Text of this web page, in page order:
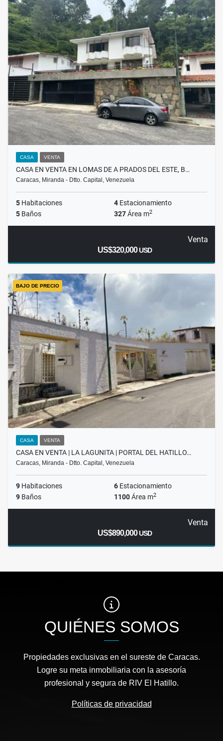
CASA VENTA
CASA EN VENTA EN LOMAS DE A PRADOS DEL ESTE, B…
Caracas, Miranda - Dtto. Capital, Venezuela
5 Habitaciones 4 Estacionamiento
5 Baños 327Área m2
Venta
US$320,000USD
BAJO DE PRECIO
CASA VENTA
CASA EN VENTA | LA LAGUNITA | PORTAL DEL HATILLO…
Caracas, Miranda - Dtto. Capital, Venezuela
9 Habitaciones 6 Estacionamiento
9 Baños 1100Área m2
Venta
US$890,000USD
QUIÉNES SOMOS
Propiedades exclusivas en el sureste de Caracas.
Logre su meta inmobiliaria con la asesoría
profesional y segura de RIV El Hatillo.
Políticas de privacidad